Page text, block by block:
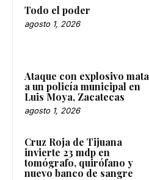
Todo el poder
agosto 1, 2026
Ataque con explosivo mata
a un policía municipal en
Luis Moya, Zacatecas
agosto 1, 2026
Cruz Roja de Tijuana
invierte 23 mdp en
tomógrafo, quirófano y
nuevo banco de sangre